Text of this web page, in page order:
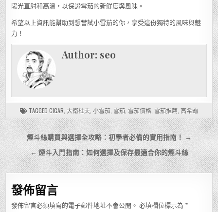
陽光直射和高溫，以保證雪茄的新鮮度與風味。
希望以上資訊能幫助到想嘗試小雪茄的你，享受這份獨特的風味與魅
力！
Author: seo
TAGGED CIGAR 大衛杜夫 小雪茄 雪茄 雪茄價格 雪茄推薦 高希霸
文
章
導
覽
煙斗絲購買與選擇全攻略：初學者必備的實用指南！ →
← 煙斗入門指南：如何選擇及保存最適合你的煙斗絲
發佈留言
發佈留言必須填寫的電子郵件地址不會公開。 必填欄位標示為 *